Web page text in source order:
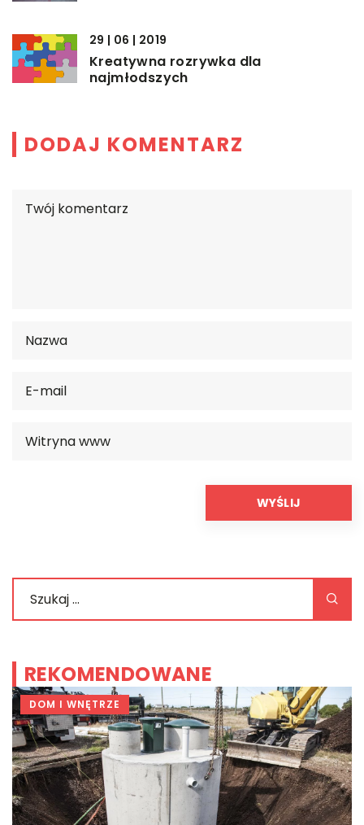
29 | 06 | 2019
Kreatywna rozrywka dla
najmłodszych
DODAJ KOMENTARZ
REKOMENDOWANE
DOM I WNĘTRZE